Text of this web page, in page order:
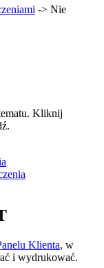
-> Nie
Kliknij
Klienta, w
i wydrukować.